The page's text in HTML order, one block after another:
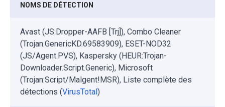
NOMS DE DÉTECTION
Avast (JS:Dropper-AAFB [Trj]), Combo Cleaner
(Trojan.GenericKD.69583909), ESET-NOD32
(JS/Agent.PVS), Kaspersky (HEUR:Trojan-
Downloader.Script.Generic), Microsoft
(Trojan:Script/Malgent!MSR), Liste complète des
détections (VirusTotal)